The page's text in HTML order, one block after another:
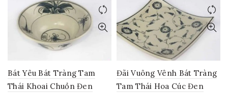
Bát Yêu Bát Tràng Tam
Thái Khoai Chuồn Đen
Đãi Vuông Vênh Bát Tràng
Tam Thái Hoa Cúc Đen